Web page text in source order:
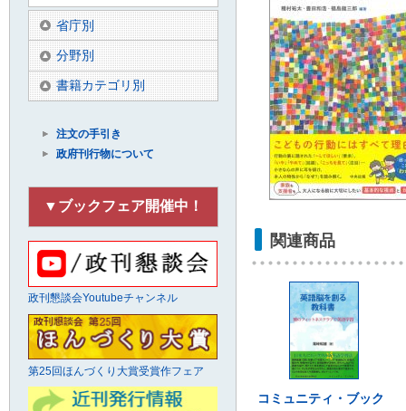
関連商品
コミュニティ・ブック
省庁別
分野別
書籍カテゴリ別
注文の手引き
政府刊行物について
▼ブックフェア開催中！
政刊懇談会Youtubeチャンネル
第25回ほんづくり大賞受賞作フェア